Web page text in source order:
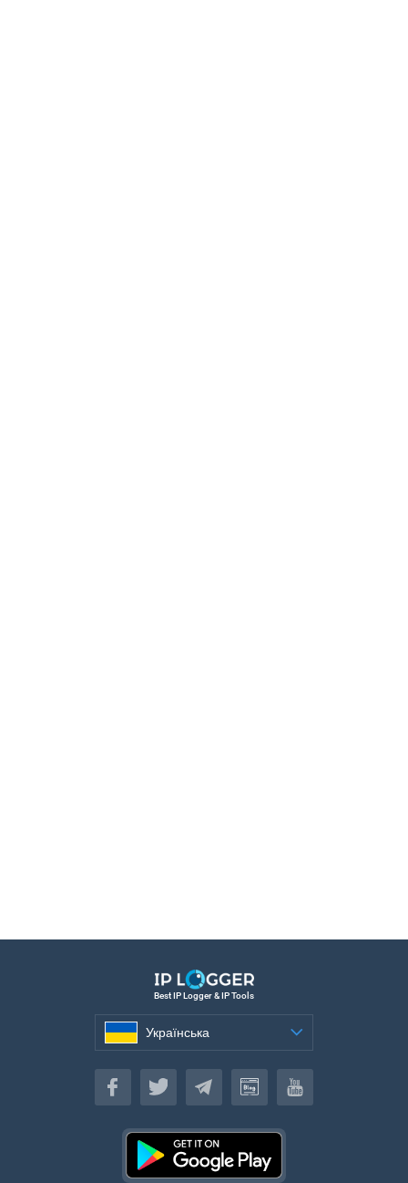
Best IP Logger & IP Tools
Українська
Українська